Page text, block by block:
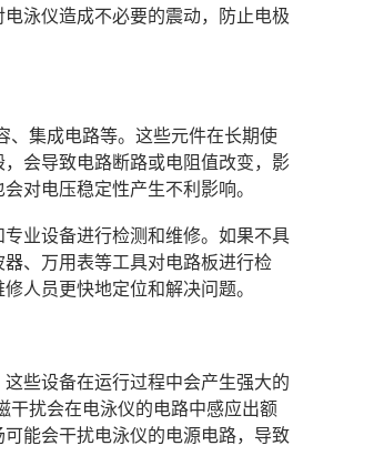
泳仪造成不必要的震动，防止电极
、集成电路等。这些元件在长期使
会导致电路断路或电阻值改变，影
对电压稳定性产生不利影响。
业设备进行检测和维修。如果不具
、万用表等工具对电路板进行检
人员更快地定位和解决问题。
些设备在运行过程中会产生强大的
干扰会在电泳仪的电路中感应出额
能会干扰电泳仪的电源电路，导致